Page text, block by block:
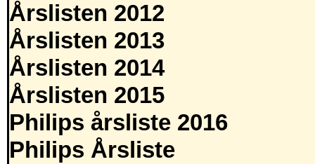
Årslisten 2012
Årslisten 2013
Årslisten 2014
Årslisten 2015
Philips årsliste 2016
Philips Årsliste